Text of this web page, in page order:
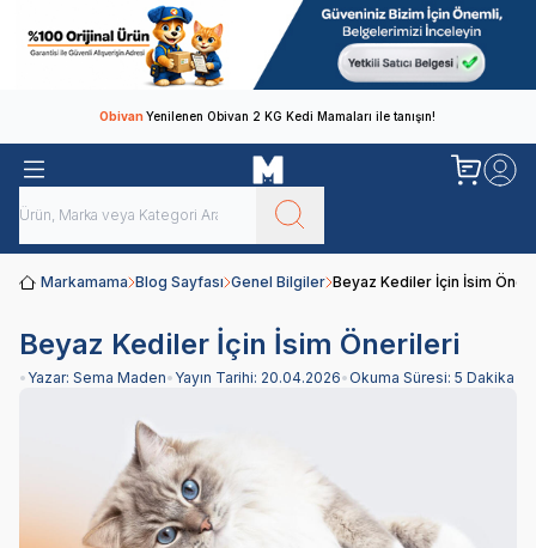
ObivanYenilenen Obivan 2 KG Kedi Mamaları ile tanışın!
Markamama Blog Sayfası Genel Bilgiler Beyaz Kediler İçin İsim
Beyaz Kediler İçin İsim Önerileri
• Yazar: Sema Maden• Yayın Tarihi: 20.04.2026•Okuma Süresi: 5 Dakika